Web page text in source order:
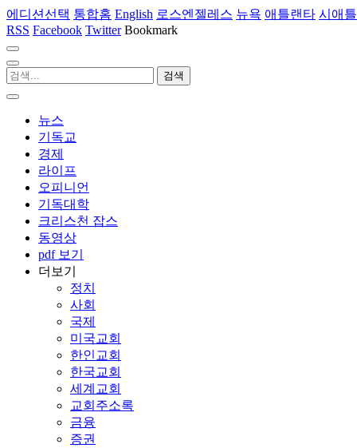
에디션선택 통합홈 English 로스엔젤레스 뉴욕 애틀랜타 시애틀
RSS Facebook Twitter Bookmark
뉴스
기독교
경제
라이프
오피니언
기독대학
크리스천 잡스
동영상
pdf 보기
더보기
정치
사회
국제
미국교회
한인교회
한국교회
세계교회
교회주소록
금융
증권